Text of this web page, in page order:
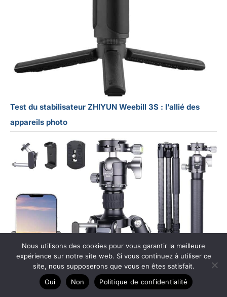
Test du stabilisateur ZHIYUN Weebill 3S : l’allié des
appareils photo
Nous utilisons des cookies pour vous garantir la meilleure
expérience sur notre site web. Si vous continuez à utiliser ce
site, nous supposerons que vous en êtes satisfait.
Oui
Non Politique de confidentialité